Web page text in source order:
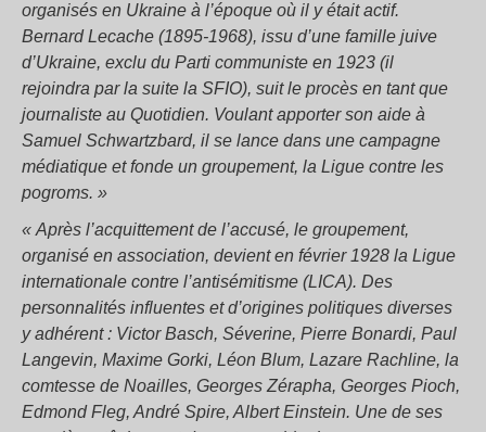
organisés en Ukraine à l’époque où il y était actif.
Bernard Lecache (1895-1968), issu d’une famille juive
d’Ukraine, exclu du Parti communiste en 1923 (il
rejoindra par la suite la SFIO), suit le procès en tant que
journaliste au Quotidien. Voulant apporter son aide à
Samuel Schwartzbard, il se lance dans une campagne
médiatique et fonde un groupement, la Ligue contre les
pogroms. »
« Après l’acquittement de l’accusé, le groupement,
organisé en association, devient en février 1928 la Ligue
internationale contre l’antisémitisme (LICA). Des
personnalités influentes et d’origines politiques diverses
y adhérent : Victor Basch, Séverine, Pierre Bonardi, Paul
Langevin, Maxime Gorki, Léon Blum, Lazare Rachline, la
comtesse de Noailles, Georges Zérapha, Georges Pioch,
Edmond Fleg, André Spire, Albert Einstein. Une de ses